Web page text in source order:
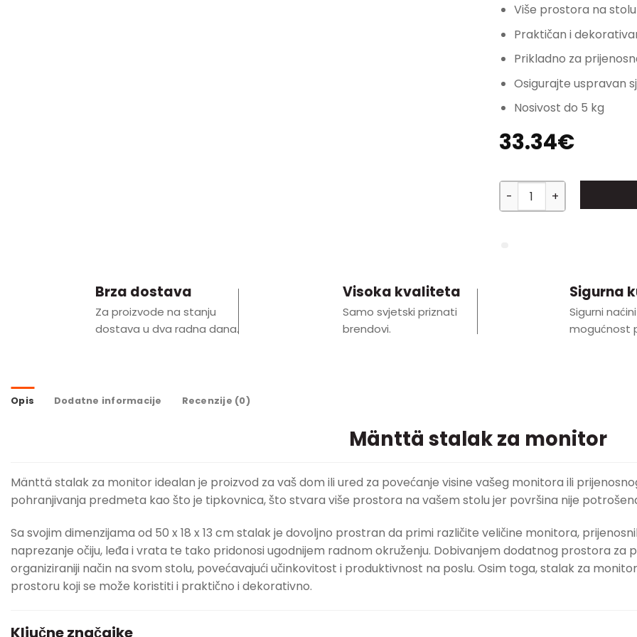
Više prostora na stolu
Praktičan i
Prikladno za
Osigurajte uspravan
Nosivost do 5 kg
33.34€
Mänttä stalak za monitor
Brza dostava
Za proizvode na stanju
dostava u dva radna dana.
Visoka kvaliteta
Samo svjetski priznati
brendovi.
Sigurna
Sigurni
mogućnost
Opis Dodatne informacije Recenzije (0)
Mänttä stalak za monitor
Mänttä stalak za monitor idealan je proizvod za vaš dom ili ured za povećanje visine vašeg monitora ili
pohranjivanja predmeta kao što je tipkovnica, što stvara više prostora na vašem stolu jer površina nije
Sa svojim dimenzijama od 50 x 18 x 13 cm stalak je dovoljno prostran da primi različite veličine monitora,
naprezanje očiju, leđa i vrata te tako pridonosi ugodnijem radnom okruženju. Dobivanjem dodatnog prostora
organiziraniji način na svom stolu, povećavajući učinkovitost i produktivnost na poslu. Osim toga, stalak za
prostoru koji se može koristiti i praktično i dekorativno.
Ključne značajke